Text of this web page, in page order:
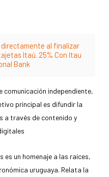
al finalizar
Itaú. 25% Con Itau
Bank
comunicación independiente,
principal es difundir la
a través de contenido y
es un homenaje a las raíces,
uruguaya. Relata la